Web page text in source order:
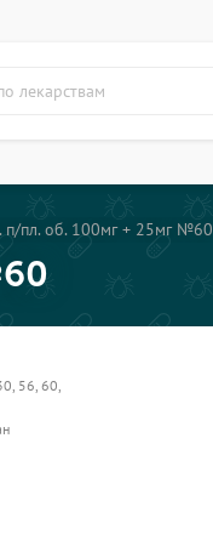
п/пл. об. 100мг + 25мг №60
56, 60,